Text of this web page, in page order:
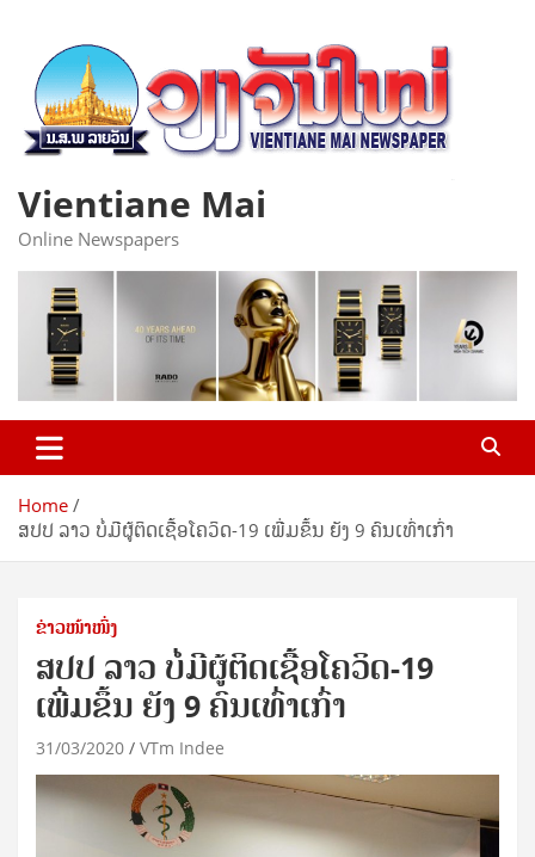
content
Vientiane Mai
Online Newspapers
Home
ສປປ ລາວ ບໍ່ມີຜູ້ຕິດເຊື້ອໂຄວິດ-19 ເພີ່ມຂຶ້ນ ຍັງ 9 ຄົນເທົ່າເກົ່າ
ຂ່າວໜ້າໜຶ່ງ
ສປປ ລາວ ບໍ່ມີຜູ້ຕິດເຊື້ອໂຄວິດ-19
ເພີ່ມຂຶ້ນ ຍັງ 9 ຄົນເທົ່າເກົ່າ
31/03/2020 VTm Indee